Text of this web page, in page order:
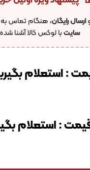
ارسال رایگان، هنگام تماس به
سایتبا لوکس کالا آشنا
: استعلام
: استعلام